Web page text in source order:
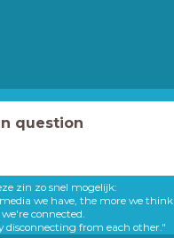
question
zin zo snel mogelijk:
we have, the more we think
we're connected.
disconnecting from each other."